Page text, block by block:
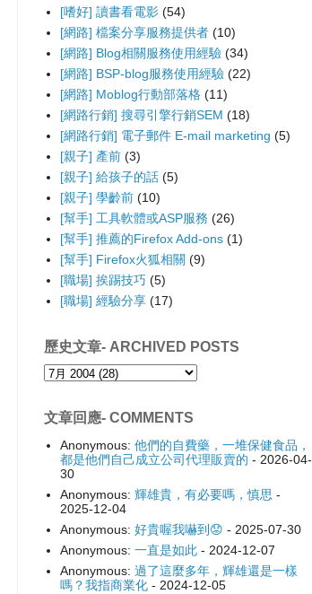
[嗜好] 讀書看電影 (54)
[網路] 檔案分享服務提供者 (10)
[網路] Blog相關服務使用經驗 (34)
[網路] BSP-blog服務使用經驗 (22)
[網路] Moblog行動部落格 (11)
[網路行銷] 搜尋引擎行銷SEM (18)
[網路行銷] 電子郵件 E-mail marketing (5)
[親子] 產前 (3)
[親子] 給孩子的話 (5)
[親子] 學齡前 (10)
[幫手] 工具軟體或ASP服務 (26)
[幫手] 推薦的Firefox Add-ons (1)
[幫手] Firefox火狐相關 (9)
[職場] 挨踢技巧 (5)
[職場] 經驗分享 (17)
歷史文章- ARCHIVED POSTS
文章回應- COMMENTS
Anonymous: 他們的自費藥，一堆保健食品，
都是他們自己成立公司代理販賣的 - 2026-04-
30
Anonymous: 輝雄貴，有必要嗎，慎思 -
2025-12-04
Anonymous: 好貴喔我嚇到😟 - 2025-07-30
Anonymous: 一直是如此- 2024-12-07
Anonymous: 過了這麼多年，輝雄還是一樣
嗎？我指商業化- 2024-12-05